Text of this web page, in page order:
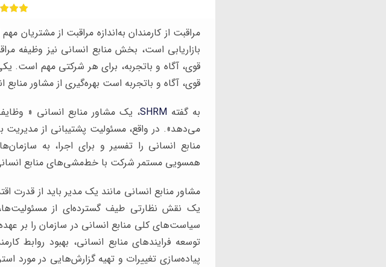
مراقبت از کارمندان به‌اندازه مراقبت از
بازاریابی است، بخش منابع انسانی نیز وظیفه
قوی، آگاه و باتجربه، برای هر شرکتی مهم است.
قوی، آگاه و باتجربه است بهره‌گیری از مشاور
به گفته SHRM، یک مشاور منابع انسانی «
می‌دهد». در واقع، مسئولیت پشتیبانی از
منابع انسانی را تفسیر و برای اجرا، به
همسویی مستمر شرکت با خط‌مشی‌های منابع
مشاور منابع انسانی مانند یک مدیر باید از قدرت
یک نقش نظارتی طیف گسترده‌ای از
سیاست‌های کلی منابع انسانی در سازمان را بر
توسعه فرایندهای منابع انسانی، بهبود روابط
پیاده‌سازی تغییرات و تهیه گزارش‌هایی در مورد